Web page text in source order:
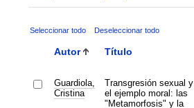
Seleccionar todo Deseleccionar todo
Autor Título
Guardiola,
Cristina
Transgresión sexual y
el ejemplo moral: las
"Metamorfosis" y la